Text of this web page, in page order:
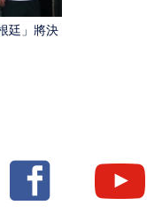
廷」將決